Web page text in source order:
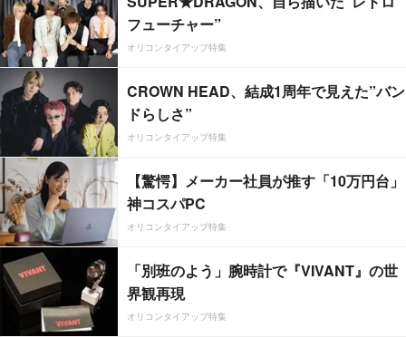
フューチャー”
オリコンタイアップ特集
CROWN HEAD、結成1周年で見えた”バン
ドらしさ”
オリコンタイアップ特集
【驚愕】メーカー社員が推す「10万円台」
神コスパPC
オリコンタイアップ特集
「別班のよう」腕時計で『VIVANT』の世
界観再現
オリコンタイアップ特集